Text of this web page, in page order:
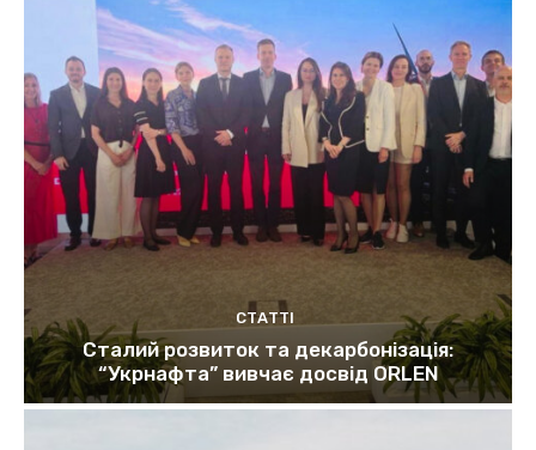
СТАТТІ
Сталий розвиток та декарбонізація:
“Укрнафта” вивчає досвід ORLEN